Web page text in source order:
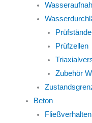
Prüfstände
Prüfzellen
Zubehör
Beton